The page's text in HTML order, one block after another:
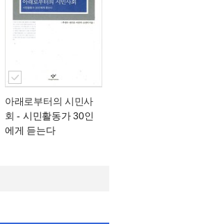
아래로부터의 시민사
회 - 시민활동가 30인
에게 듣는다